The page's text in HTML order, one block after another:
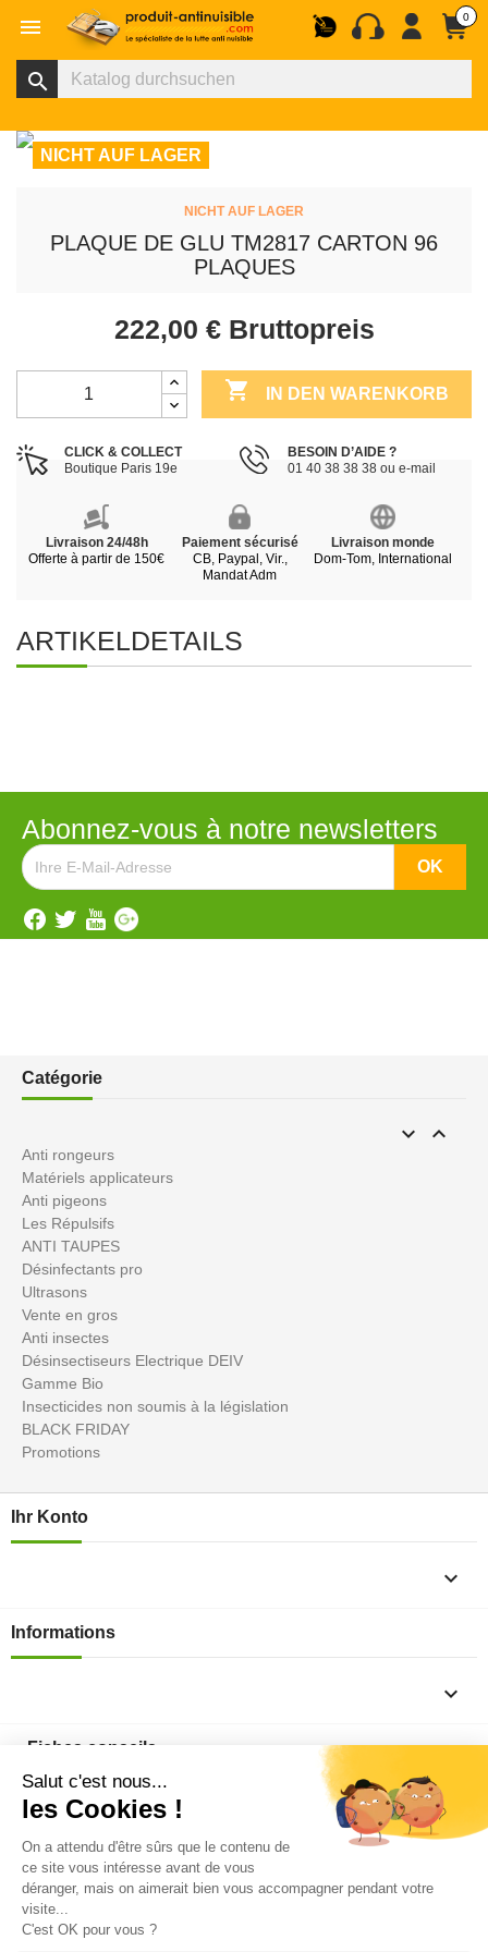
 0
search
NICHT AUF LAGER
NICHT AUF LAGER
PLAQUE DE GLU TM2817 CARTON 96
PLAQUES
222,00 € Bruttopreis
 IN DEN WARENKORB
CLICK & COLLECT
Boutique Paris 19e
BESOIN D’AIDE ?
01 40 38 38 38 ou e-mail
Livraison 24/48h
Offerte à partir de 150€
Paiement sécurisé
CB, Paypal, Vir.,
Mandat Adm
Livraison monde
Dom-Tom, International
ARTIKELDETAILS
Abonnez-vous à notre newsletters
Catégorie
 
Anti rongeurs
Matériels applicateurs
Anti pigeons
Les Répulsifs
ANTI TAUPES
Désinfectants pro
Ultrasons
Vente en gros
Anti insectes
Désinsectiseurs Electrique DEIV
Gamme Bio
Insecticides non soumis à la législation
BLACK FRIDAY
Promotions
Ihr Konto

Informations

Fiches conseils

Insecte
Rongeurs